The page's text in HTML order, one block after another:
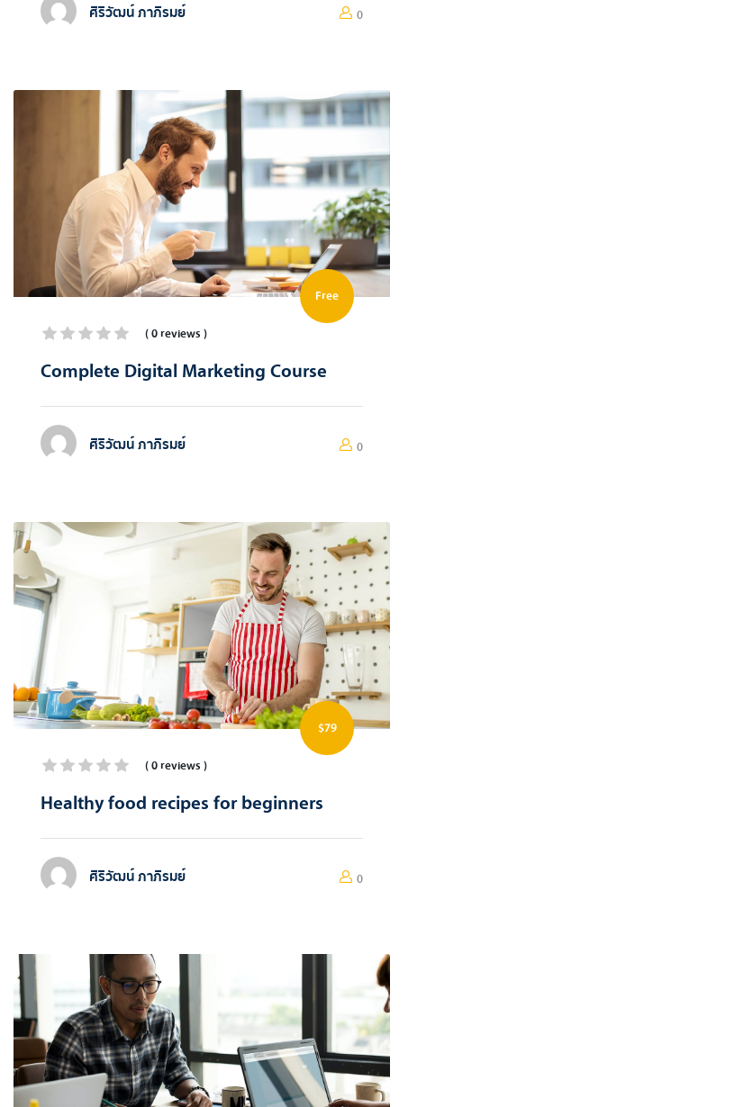
ศิริวัฒน์ ภาภิรมย์ 0
Free
( 0 reviews )
Complete Digital Marketing Course
ศิริวัฒน์ ภาภิรมย์ 0
$79
( 0 reviews )
Healthy food recipes for beginners
ศิริวัฒน์ ภาภิรมย์ 0